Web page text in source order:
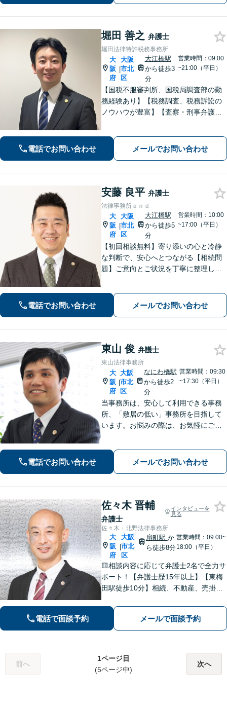
堀田 善之 弁護士
堀田法律特許税務事務所
大
阪
府
|
大阪
市北
区
大江橋駅
から徒歩3
分
営業時間：09:00
~21:00（平日）
【国税不服審判所、国税局調査部の勤
務経験あり】【税務調査、税務訴訟の
ノウハウが豊富】【査察・刑事弁護】
からサポート！【著作権に強い】個人
事業主・フリーランスを支援【休日・
電話でお問い合わせ メールでお問い合わせ
安藤 良平 弁護士
法律事務所ａｎｄ
大
阪
府
|
大阪
市北
区
大江橋駅
から徒歩5
分
営業時間：10:00
~17:00（平日）
【初回相談無料】寄り添いの心と冷静
な判断で、安心へとつながる【相続問
題】ご意向とご状況を丁寧に整理し、
破産のご相談はお任せください【淀屋
橋駅8分】【オンライン相談対応】
電話でお問い合わせ メールでお問い合わせ
東山 俊 弁護士
東山法律事務所
大
阪
府
|
大阪
市北
区
なにわ橋駅
から徒歩2
分
営業時間：09:30
~17:30（平日）
当事務所は、安心して利用できる事務
所、「敷居の低い」事務所を目指して
います。お悩みの際は、お気軽にご相
電話でお問い合わせ メールでお問い合わせ
佐々木 晋輔
弁護士
インタビューを
見る
佐々木・北野法律事務所
大
阪
府
|
大阪
市北
区
扇町駅 か
ら徒歩8分
営業時間：09:00~
18:00（平日）
🟨相談内容に応じて弁護士2名で全力サ
ポート！【弁護士歴15年以上】【東梅
田駅徒歩10分】相続、不動産、売掛金
寧なサポートを心がけます。個人、法
人問わずお気軽にご相談ください【初
回相談30分無料】
電話で面談予約 メールで面談予約
前へ
1ページ目
(5ページ中)
次へ